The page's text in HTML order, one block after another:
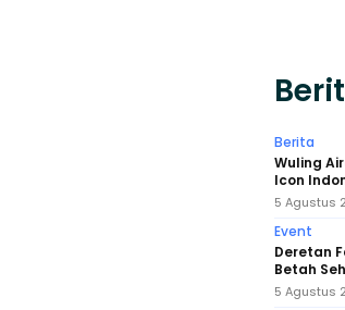
Berita
Wuling
Icon
5 Agustus
Event
Deretan
Betah
5 Agustus